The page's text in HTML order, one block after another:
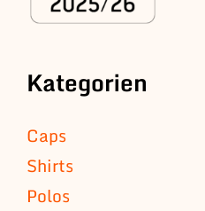
Kategorien
Caps
Shirts
Polos